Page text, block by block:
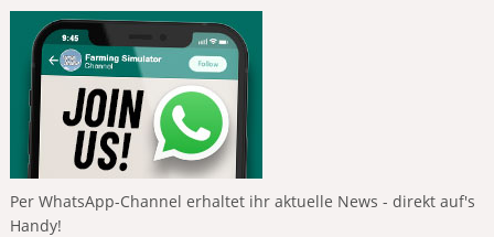
Per WhatsApp-Channel erhaltet ihr aktuelle News - direkt auf's
Handy!